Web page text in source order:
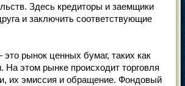
Здесь кредиторы и заемщики
и заключить соответствующие
рынок ценных бумаг, таких как
На этом рынке происходит торговля
их эмиссия и обращение. Фондовый